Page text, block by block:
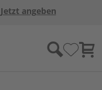
Jetzt angeben